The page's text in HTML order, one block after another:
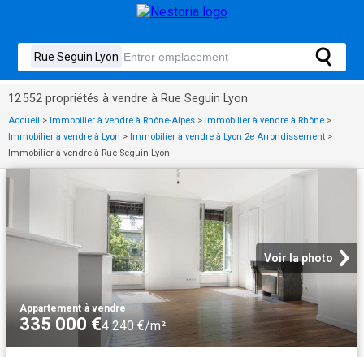
12 552 propriétés à vendre à Rue Seguin Lyon
Accueil > Immobilier à vendre à Rhône-Alpes > Immobilier à vendre à Rhône >
Immobilier à vendre à Lyon > Immobilier à vendre à Lyon 2e Arrondissement >
Immobilier à vendre à Rue Seguin Lyon
Voir la photo
Appartement·à vendre
335 000 €4 240 €/m²